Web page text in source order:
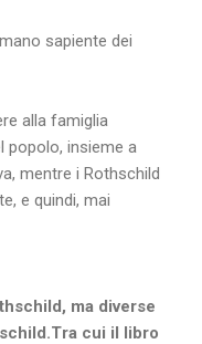
sapiente dei
alla famiglia
popolo, insieme a
mentre i Rothschild
e quindi, mai
ma diverse
cui il libro